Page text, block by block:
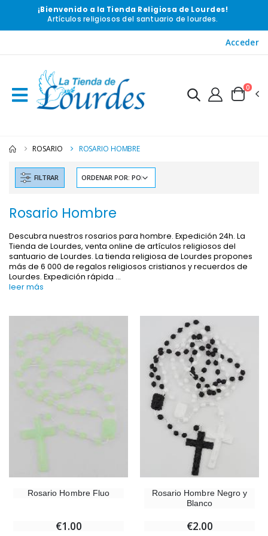
¡Bienvenido a la Tienda Religiosa de Lourdes!
Artículos religiosos del santuario de lourdes.
Acceder
0
ROSARIO ROSARIO HOMBRE
FILTRAR
Rosario Hombre
Descubra nuestros rosarios para hombre. Expedición 24h. La
Tienda de Lourdes, venta online de artículos religiosos del
santuario de Lourdes. La tienda religiosa de Lourdes propones
más de 6 000 de regalos religiosos cristianos y recuerdos de
Lourdes. Expedición rápida ...
leer más
Rosario Hombre Fluo
€1.00
Rosario Hombre Negro y
Blanco
€2.00
-10%
€15.00 €13.50 €24.90